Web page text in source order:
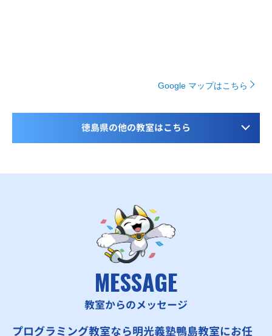
Google マップはこちら
徳島県の他の教室はこちら
MESSAGE
教室からのメッセージ
プログラミング教室なら明光義塾鴨島教室にお任